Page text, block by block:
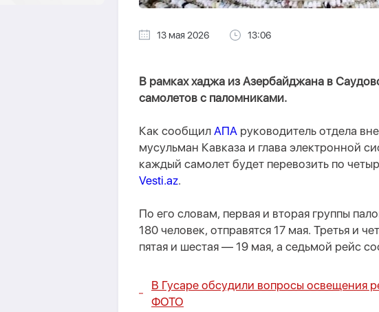
13 мая 2026 13:06
В рамках хаджа из Азербайджана в
самолетов с паломниками.
Как сообщил АПА руководитель отдела
мусульман Кавказа и глава электронной
каждый самолет будет перевозить по
Vesti.az.
По его словам, первая и вторая группы
180 человек, отправятся 17 мая. Третья и
пятая и шестая — 19 мая, а седьмой рейс
В Гусаре обсудили вопросы освещения
ФОТО